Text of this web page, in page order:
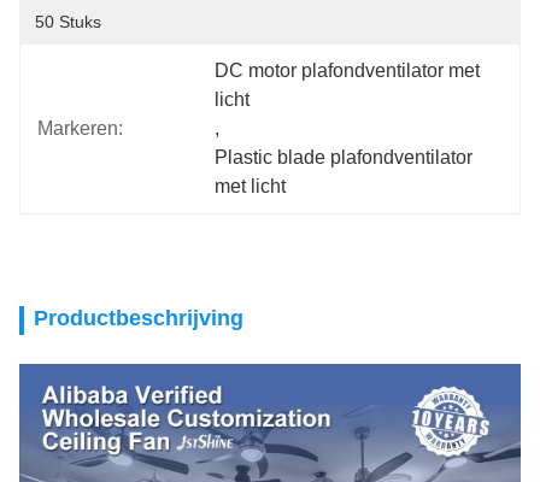
50 Stuks
Markeren:
DC motor plafondventilator met
licht
,
Plastic blade plafondventilator
met licht
Productbeschrijving